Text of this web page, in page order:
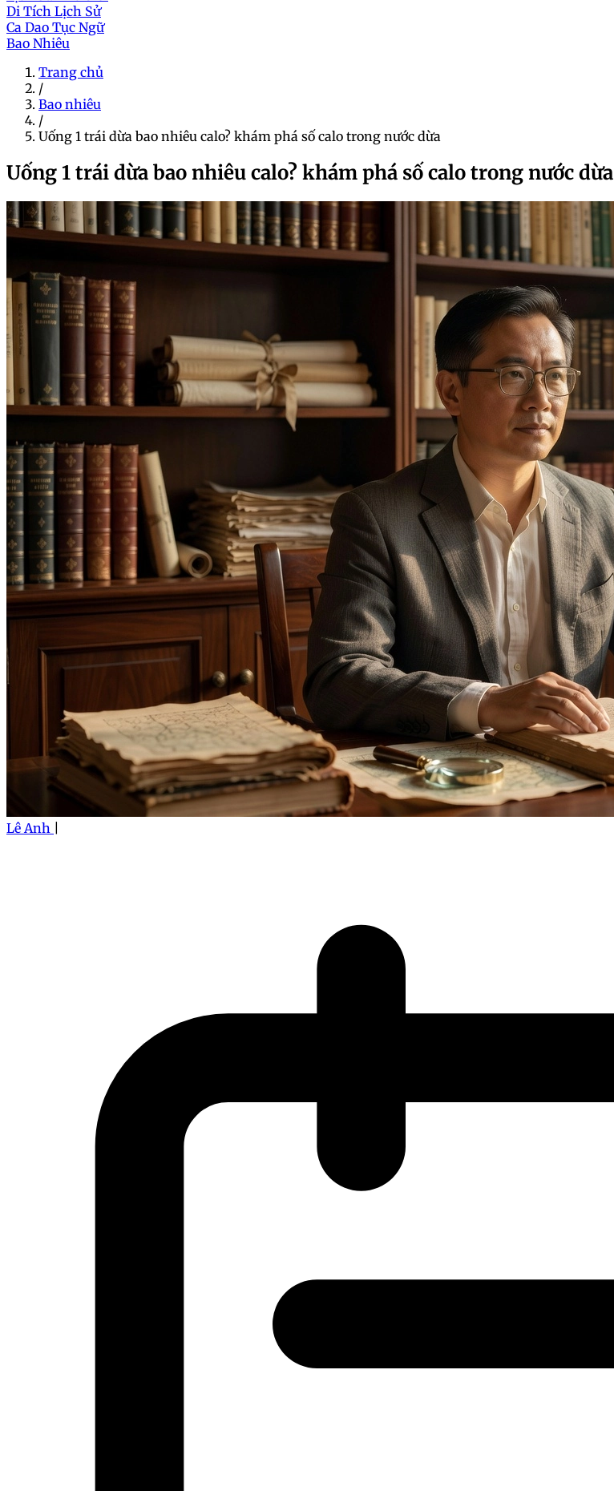
Di Tích Lịch Sử
Ca Dao Tục Ngữ
Bao Nhiêu
Trang chủ
/
Bao nhiêu
/
Uống 1 trái dừa bao nhiêu calo? khám phá số calo trong nước dừa
Uống 1 trái dừa bao nhiêu calo? khám phá số calo trong nước dừa
Lê Anh